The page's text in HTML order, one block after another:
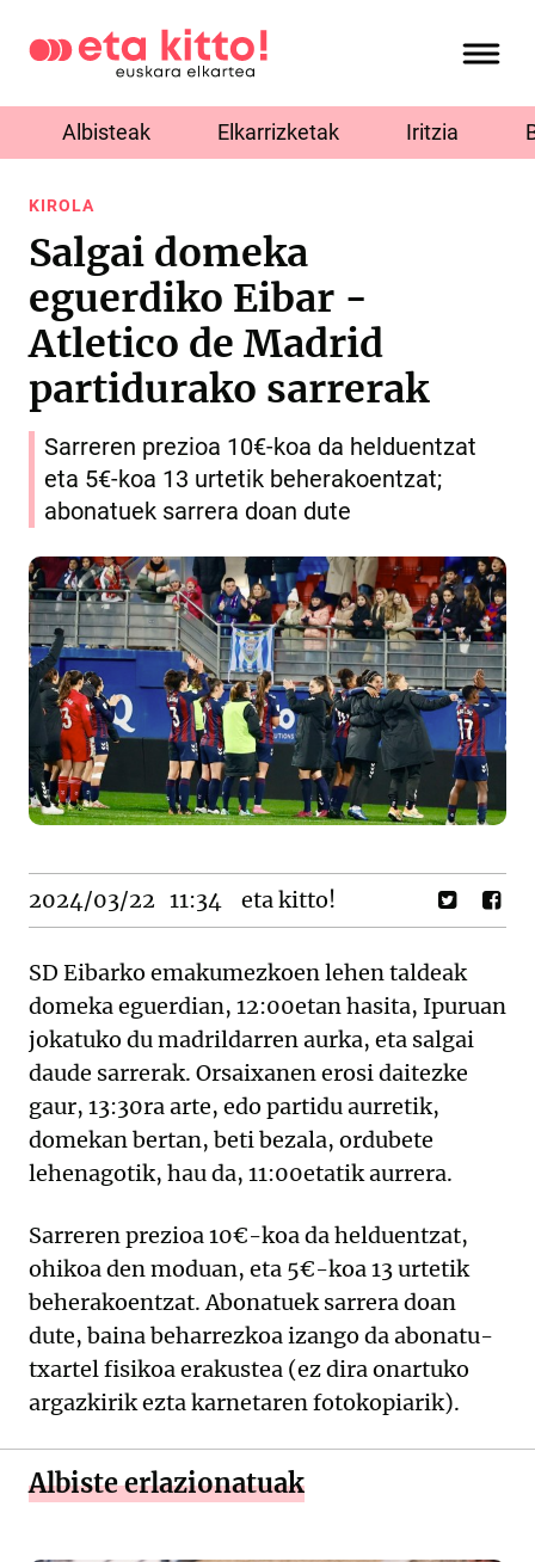
Albisteak Elkarrizketak Iritzia
KIROLA
Salgai domeka
eguerdiko Eibar -
Atletico de Madrid
partidurako sarrerak
Sarreren prezioa 10€-koa da helduentzat
eta 5€-koa 13 urtetik beherakoentzat;
abonatuek sarrera doan dute
2024/03/22 11:34 eta kitto!
SD Eibarko emakumezkoen lehen taldeak
domeka eguerdian, 12:00etan hasita, Ipuruan
jokatuko du madrildarren aurka, eta salgai
daude sarrerak. Orsaixanen erosi daitezke
gaur, 13:30ra arte, edo partidu aurretik,
domekan bertan, beti bezala, ordubete
lehenagotik, hau da, 11:00etatik aurrera.
Sarreren prezioa 10€-koa da helduentzat,
ohikoa den moduan, eta 5€-koa 13 urtetik
beherakoentzat. Abonatuek sarrera doan
dute, baina beharrezkoa izango da abonatu-
txartel fisikoa erakustea (ez dira onartuko
argazkirik ezta karnetaren fotokopiarik).
Albiste erlazionatuak